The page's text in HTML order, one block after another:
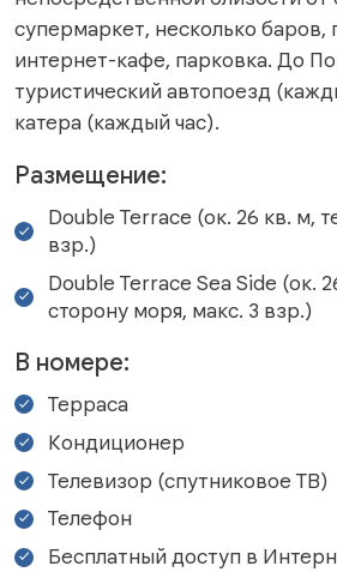
супермаркет, несколько баров,
интернет-кафе, парковка. До
туристический автопоезд
катера (каждый час).
Размещение:
Double Terrace (ок. 26 кв. м,
взр.)
Double Terrace Sea Side (ок.
сторону моря, макс. 3 взр.)
В номере:
Терраса
Кондиционер
Телевизор (спутниковое ТВ)
Телефон
Бесплатный доступ в